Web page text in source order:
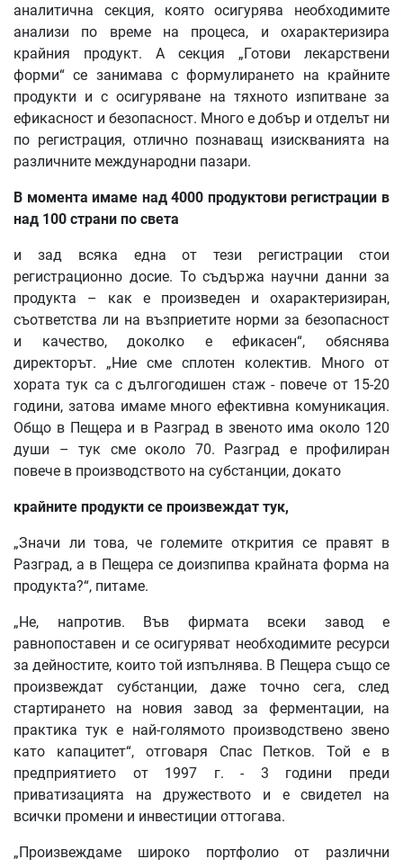
аналитична секция, която осигурява необходимите
анализи по време на процеса, и охарактеризира
крайния продукт. А секция „Готови лекарствени
форми“ се занимава с формулирането на крайните
продукти и с осигуряване на тяхното изпитване за
ефикасност и безопасност. Много е добър и отделът ни
по регистрация, отлично познаващ изискванията на
различните международни пазари.
В момента имаме над 4000 продуктови регистрации в
над 100 страни по света
и зад всяка една от тези регистрации стои
регистрационно досие. То съдържа научни данни за
продукта – как е произведен и охарактеризиран,
съответства ли на възприетите норми за безопасност
и качество, доколко е ефикасен“, обяснява
директорът. „Ние сме сплотен колектив. Много от
хората тук са с дългогодишен стаж - повече от 15-20
години, затова имаме много ефективна комуникация.
Общо в Пещера и в Разград в звеното има около 120
души – тук сме около 70. Разград е профилиран
повече в производството на субстанции, докато
крайните продукти се произвеждат тук,
„Значи ли това, че големите открития се правят в
Разград, а в Пещера се доизпипва крайната форма на
продукта?“, питаме.
„Не, напротив. Във фирмата всеки завод е
равнопоставен и се осигуряват необходимите ресурси
за дейностите, които той изпълнява. В Пещера също се
произвеждат субстанции, даже точно сега, след
стартирането на новия завод за ферментации, на
практика тук е най-голямото производствено звено
като капацитет“, отговаря Спас Петков. Той е в
предприятието от 1997 г. - 3 години преди
приватизацията на дружеството и е свидетел на
всички промени и инвестиции оттогава.
„Произвеждаме широко портфолио от различни